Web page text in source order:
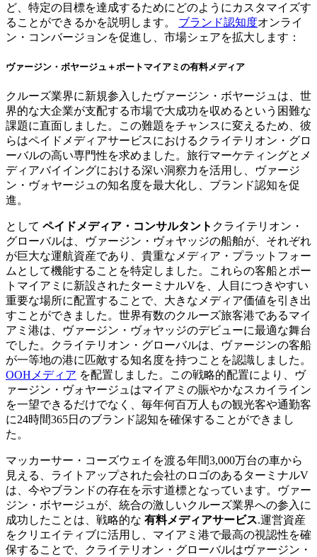
ど、特定の目標を達成するためにどのようにカスタマイズす
ることができるかを説明します。 ブランド認知度オンライ
ン・コンバージョンを促進し、市場シェアを拡大します：
ヴァージン・ボヤージュ＋ポートマイアミの有料メディア
クルーズ業界に新規参入したヴァージン・ボヤージュは、世
界的な大企業が支配する市場で大成功を収めるという困難な
課題に直面しました。この難題をチャンスに変えるため、彼
らはペイドメディアサービスにおけるクライテリオン・グロ
ーバルの高い専門性を求めました。旅行マーケティングとメ
ディアバイイングにおける深い洞察力を活用し、ヴァージ
ン・ヴォヤージュの知名度を最大化し、ブランド認知を促
進。
として ペイドメディア・コンサルタント クライテリオン・
グローバルは、ヴァージン・ヴォヤッジの船舶が、それぞれ
が巨大な運航資産であり、貴重なメディア・プラットフォー
ムとして機能することを特定しました。これらの客船とポー
トマイアミに新設されたターミナルVを、人目につきやすい
重要な場所に配置することで、大きなメディア価値を引き出
すことができました。世界有数のクルーズ旅客港であるマイ
アミ港は、ヴァージン・ヴォヤッジのデビューに最適な舞台
でした。クライテリオン・グローバルは、ヴァージンの客船
が一等地の港に匹敵する知名度を持つことを認識しました。
OOHメディア を配置しました。この戦略的配置により、ヴ
ァージン・ヴォヤージュはマイアミの賑やかなスカイライン
を一望できるだけでなく、毎年何百万人もの観光客や通勤客
に24時間365日のブランド認知を確保することができまし
た。
マッカーサー・コーズウェイを渡る年間3,000万台の車から
見える、ライトアップされた会社のロゴのあるターミナルV
は、今やブランドの存在を示す道標となっています。ヴァー
ジン・ボヤージュが、統合の激しいクルーズ業界への参入に
成功したことは、戦略的な 有料メディアサービス.運営資産
をクリエイティブに活用し、マイアミ港で最高の視認性を確
保することで、クライテリオン・グローバルはヴァージン・